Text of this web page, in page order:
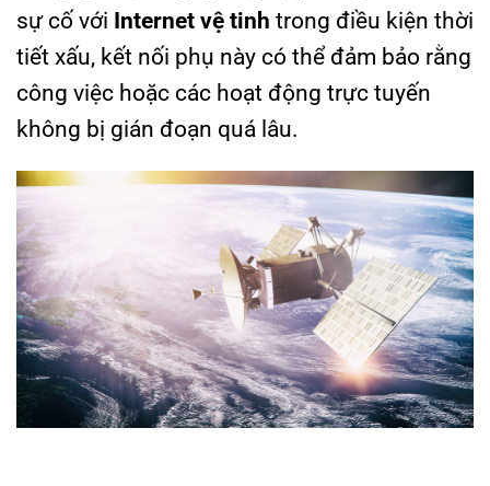
sự cố với Internet vệ tinh trong điều kiện thời
tiết xấu, kết nối phụ này có thể đảm bảo rằng
công việc hoặc các hoạt động trực tuyến
không bị gián đoạn quá lâu.